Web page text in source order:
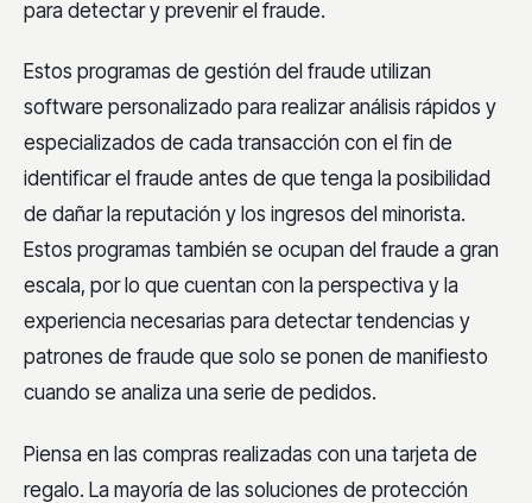
para detectar y prevenir el fraude.
Estos programas de gestión del fraude utilizan
software personalizado para realizar análisis rápidos y
especializados de cada transacción con el fin de
identificar el fraude antes de que tenga la posibilidad
de dañar la reputación y los ingresos del minorista.
Estos programas también se ocupan del fraude a gran
escala, por lo que cuentan con la perspectiva y la
experiencia necesarias para detectar tendencias y
patrones de fraude que solo se ponen de manifiesto
cuando se analiza una serie de pedidos.
Piensa en las compras realizadas con una tarjeta de
regalo. La mayoría de las soluciones de protección